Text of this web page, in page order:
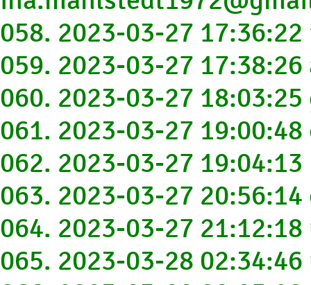
058. 2023-03-27
059. 2023-03-27
060. 2023-03-27
061. 2023-03-27
062. 2023-03-27
063. 2023-03-27
064. 2023-03-27
065. 2023-03-28